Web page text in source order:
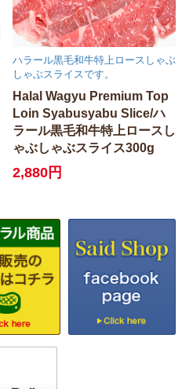
ハラール黒毛和牛特上ロースしゃぶ
しゃぶスライスです。
Halal Wagyu Premium Top
Loin Syabusyabu Slice/ハ
ラール黒毛和牛特上ロースし
ゃぶしゃぶスライス300g
2,880円